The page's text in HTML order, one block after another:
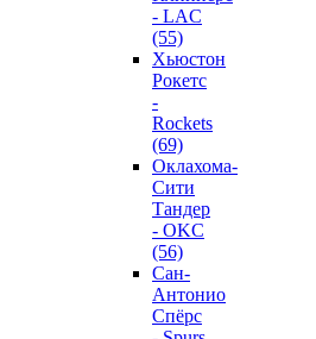
- LAC
(55)
Хьюстон
Рокетс
-
Rockets
(69)
Оклахома-
Сити
Тандер
- OKC
(56)
Сан-
Антонио
Спёрс